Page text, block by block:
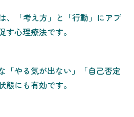
、「考え方」と「行動」にアプ
す心理療法です。
「やる気が出ない」「自己否定
にも有効です。